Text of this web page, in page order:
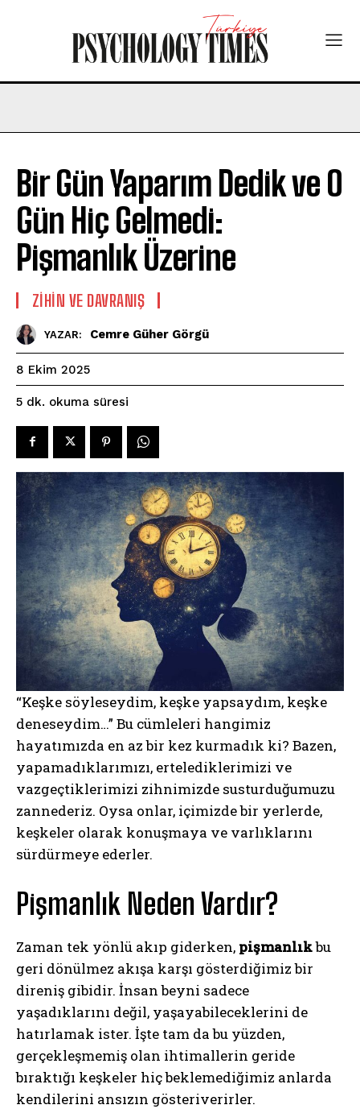
Bir Gün Yaparım Dedik ve O
Gün Hiç Gelmedi:
Pişmanlık Üzerine
⁠ZIHIN VE DAVRANIŞ
YAZAR: Cemre Güher Görgü
8 Ekim 2025
5 dk. okuma süresi
“Keşke söyleseydim, keşke yapsaydım, keşke
deneseydim…” Bu cümleleri hangimiz
hayatımızda en az bir kez kurmadık ki? Bazen,
yapamadıklarımızı, ertelediklerimizi ve
vazgeçtiklerimizi zihnimizde susturduğumuzu
zannederiz. Oysa onlar, içimizde bir yerlerde,
keşkeler olarak konuşmaya ve varlıklarını
sürdürmeye ederler.
Pişmanlık Neden Vardır?
Zaman tek yönlü akıp giderken, pişmanlıkbu
geri dönülmez akışa karşı gösterdiğimiz bir
direniş gibidir. İnsan beyni sadece
yaşadıklarını değil, yaşayabileceklerini de
hatırlamak ister. İşte tam da bu yüzden,
gerçekleşmemiş olan ihtimallerin geride
bıraktığı keşkeler hiç beklemediğimiz anlarda
kendilerini ansızın gösteriverirler.